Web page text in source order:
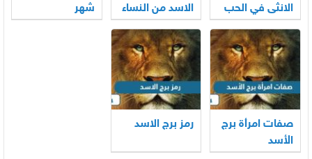
الانثى في الحب
الاسد من النساء
والرجال
شهر
صفات امرأة برج
الأسد
رمز برج الاسد